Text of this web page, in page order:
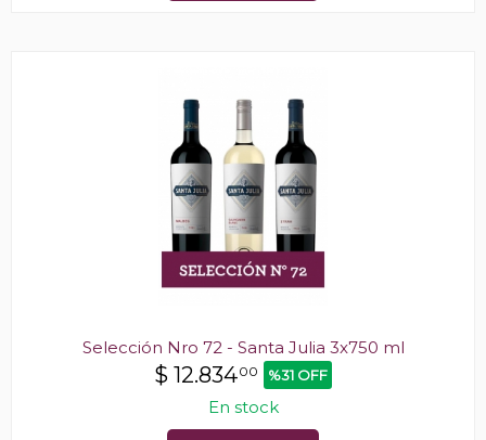
Selección Nro 72 - Santa Julia 3x750 ml
$ 12.83400 %31 OFF
En stock